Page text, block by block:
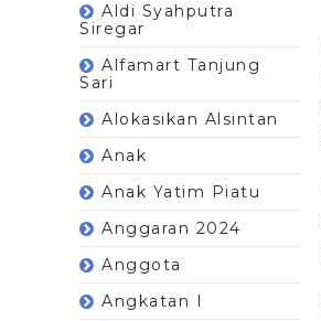
Aldi Syahputra
Siregar
Alfamart Tanjung
Sari
Alokasikan Alsintan
Anak
Anak Yatim Piatu
Anggaran 2024
Anggota
Angkatan I